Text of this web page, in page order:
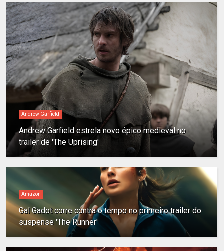
Andrew Garfield
Andrew Garfield estrela novo épico medieval no
trailer de 'The Uprising'
Amazon
Gal Gadot corre contra o tempo no primeiro trailer do
suspense 'The Runner'